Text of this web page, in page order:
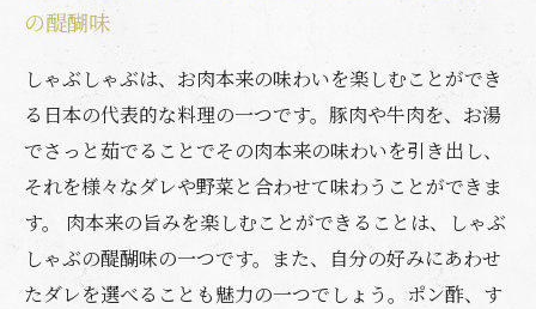
の醍醐味
しゃぶしゃぶは、お肉本来の味わいを楽しむことができ
る日本の代表的な料理の一つです。豚肉や牛肉を、お湯
でさっと茹でることでその肉本来の味わいを引き出し、
それを様々なダレや野菜と合わせて味わうことができま
す。 肉本来の旨みを楽しむことができることは、しゃぶ
しゃぶの醍醐味の一つです。また、自分の好みにあわせ
たダレを選べることも魅力の一つでしょう。ポン酢、す